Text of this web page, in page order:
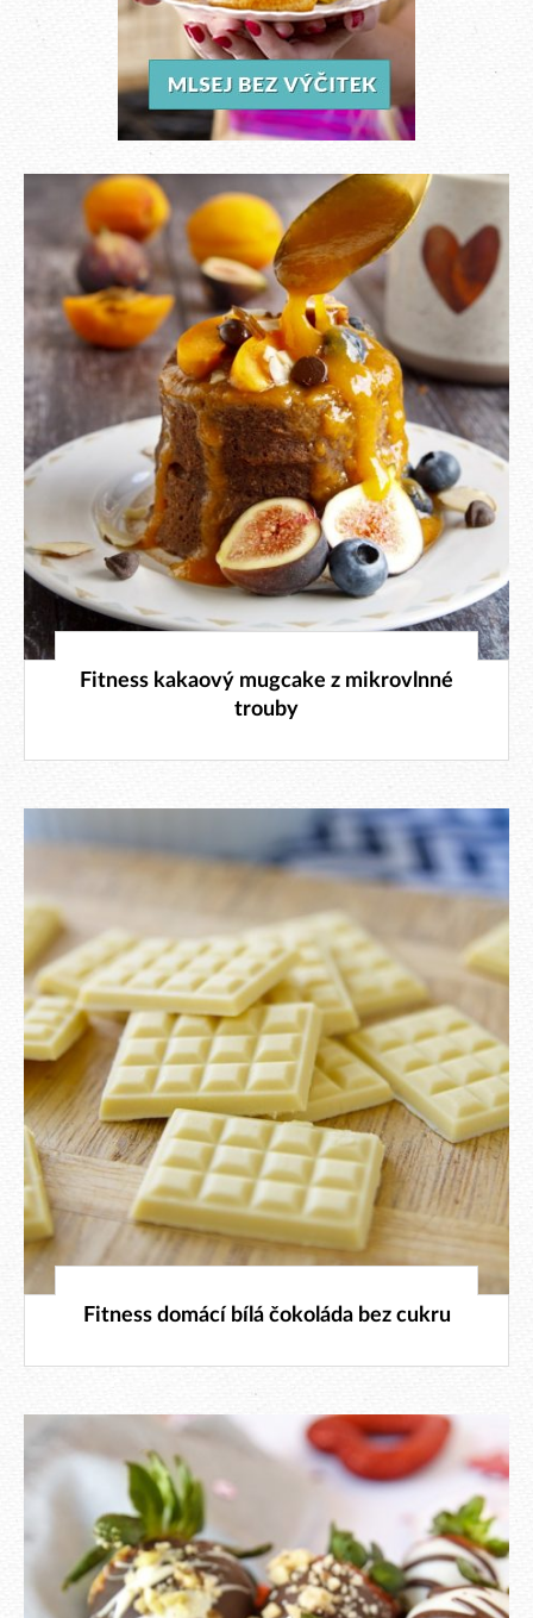
15. 9. 2021
Fitness kakaový mugcake z mikrovlnné
trouby
23. 8. 2018
Fitness domácí bílá čokoláda bez cukru